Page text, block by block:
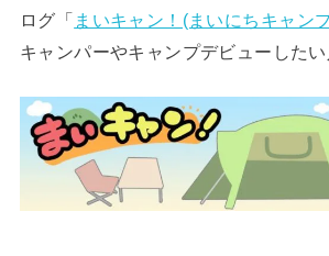
ログ「 まいキャン！(まいにちキャン
キャンパーやキャンプデビューした